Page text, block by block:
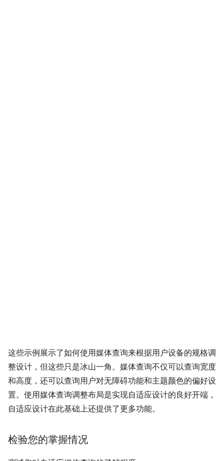
这些示例展示了如何使用媒体查询来根据用户设备的规格调
整设计，但这些只是冰山一角。媒体查询不仅可以查询宽度
和高度，还可以查询用户对无障碍功能和主题颜色的偏好设
置。使用媒体查询调整布局是实现自适应设计的良好开端，
自适应设计在此基础上还提供了更多功能。
检验您的掌握情况